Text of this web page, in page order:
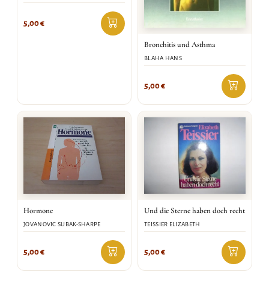
5,00€
Bronchitis und Asthma
BLAHA HANS
5,00€
Hormone
JOVANOVIC SUBAK-SHARPE
5,00€
Und die Sterne haben doch recht
TEISSIER ELIZABETH
5,00€